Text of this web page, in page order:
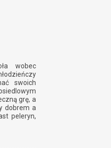
wobec
swoich
grę, a
dobrem a
peleryn,